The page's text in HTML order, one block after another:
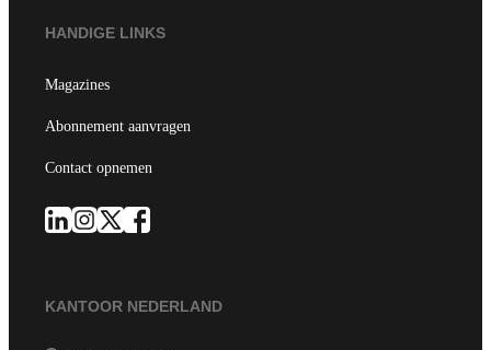
HANDIGE LINKS
Magazines
Abonnement aanvragen
Contact opnemen
KANTOOR NEDERLAND